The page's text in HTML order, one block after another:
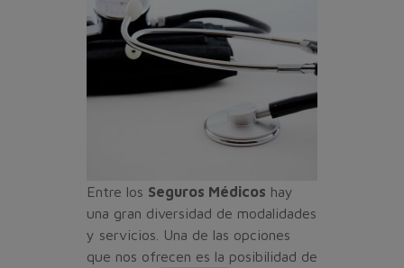
Entre los Seguros Médicos hay
una gran diversidad de modalidades
y servicios. Una de las opciones
que nos ofrecen es la posibilidad de